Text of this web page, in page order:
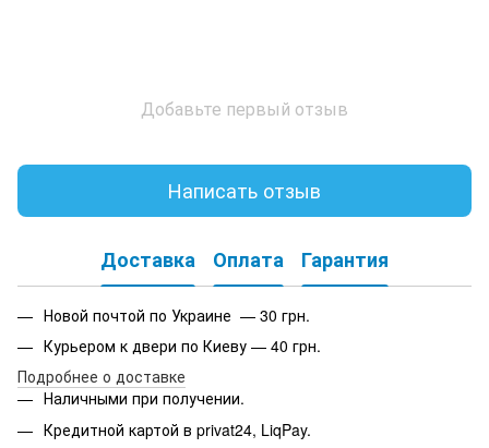
Добавьте первый отзыв
Написать отзыв
Доставка Оплата Гарантия
Новой почтой по Украине — 30 грн.
Курьером к двери по Киеву — 40 грн.
Подробнее о доставке
Наличными при получении.
Кредитной картой в privat24, LiqPay.